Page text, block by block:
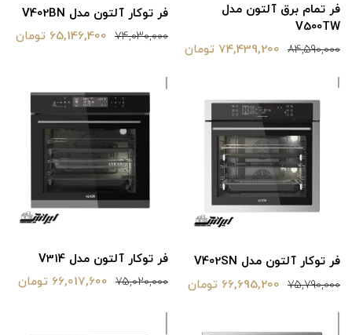
فر تمام برق آلتون مدل
V500TW
84,590,000 74,439,200 تومان
فر توکار آلتون مدل V402BN
74,030,000 65,146,400 تومان
فر توکار آلتون مدل V402SN
75,790,000 66,695,200 تومان
فر توکار آلتون مدل V314
75,020,000 66,017,600 تومان